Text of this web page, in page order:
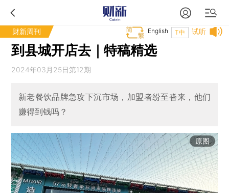
财新周刊 试听
T中
English
到县城开店去｜特稿精选
2024年03月25日第12期
新老餐饮品牌急攻下沉市场，加盟者纷至沓来，他们
赚得到钱吗？
原图